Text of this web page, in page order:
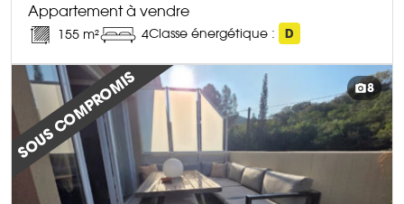
Appartement à vendre
155 m² 4Classe énergétique : D
DÉCOUVRIR CE BIEN
SOUS COMPROMIS 8